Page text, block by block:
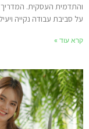
העסקית. המדריך
סביבת עבודה נקייה ויעילה.
עוד »